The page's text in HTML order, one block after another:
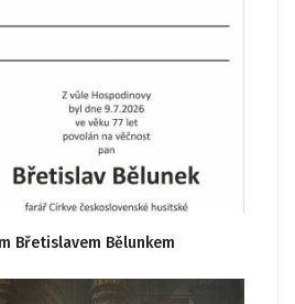
Břetislavem Bělunkem